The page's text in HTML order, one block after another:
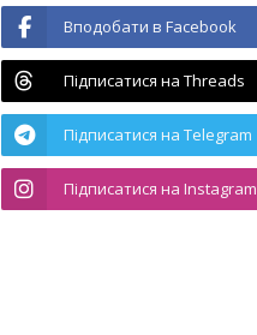
Вподобати в Facebook
Підписатися на Threads
Підписатися на Telegram
Підписатися на Instagram